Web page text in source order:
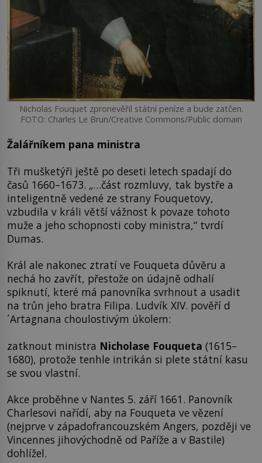
Nicholas Fouquet zpronevěřil státní peníze a bude zatčen.
FOTO: Charles Le Brun/Creative Commons/Public domain
Žalářníkem pana ministra
Tři mušketýři ještě po deseti letech spadají do
časů 1660–1673. „…část rozmluvy, tak bystře a
inteligentně vedené ze strany Fouquetovy,
vzbudila v králi větší vážnost k povaze tohoto
muže a jeho schopnosti coby ministra,“ tvrdí
Dumas.
Král ale nakonec ztratí ve Fouqueta důvěru a
nechá ho zavřít, přestože on údajně odhalí
spiknutí, které má panovníka svrhnout a usadit
na trůn jeho bratra Filipa. Ludvík XIV. pověří d
´Artagnana choulostivým úkolem:
zatknout ministra Nicholase Fouqueta (1615–
1680), protože tenhle intrikán si plete státní kasu
se svou vlastní.
Akce proběhne v Nantes 5. září 1661. Panovník
Charlesovi nařídí, aby na Fouqueta ve vězení
(nejprve v západofrancouzském Angers, později ve
Vincennes jihovýchodně od Paříže a v Bastile)
dohlížel.